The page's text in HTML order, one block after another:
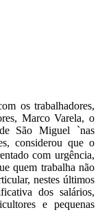
os trabalhadores,
Marco Varela, o
São Miguel `nas
considerou que o
com urgência,
quem trabalha não
nestes últimos
dos salários,
e pequenas